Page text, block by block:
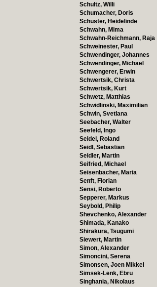
Schultz, Willi
Schumacher, Doris
Schuster, Heidelinde
Schwahn, Mima
Schwahn-Reichmann, Raja
Schweinester, Paul
Schwendinger, Johannes
Schwendinger, Michael
Schwengerer, Erwin
Schwertsik, Christa
Schwertsik, Kurt
Schwetz, Matthias
Schwidlinski, Maximilian
Schwin, Svetlana
Seebacher, Walter
Seefeld, Ingo
Seidel, Roland
Seidl, Sebastian
Seidler, Martin
Seifried, Michael
Seisenbacher, Maria
Senft, Florian
Sensi, Roberto
Sepperer, Markus
Seybold, Philip
Shevchenko, Alexander
Shimada, Kanako
Shirakura, Tsugumi
Siewert, Martin
Simon, Alexander
Simoncini, Serena
Simonsen, Joen Mikkel
Simsek-Lenk, Ebru
Singhania, Nikolaus